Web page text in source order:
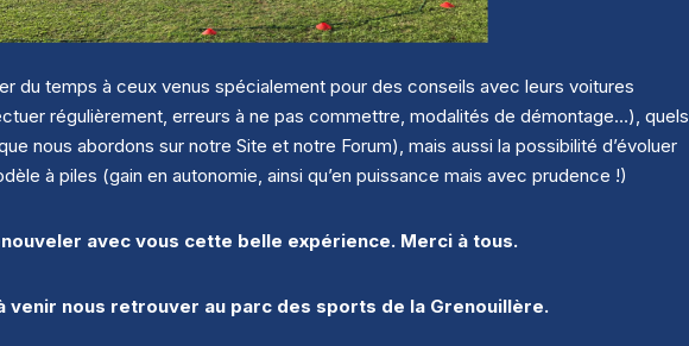
du temps à ceux venus spécialement pour des conseils avec leurs voitures
régulièrement, erreurs à ne pas commettre, modalités de démontage…), quels
nous abordons sur notre Site et notre Forum), mais aussi la possibilité d’évoluer
à piles (gain en autonomie, ainsi qu’en puissance mais avec prudence !)
avec vous cette belle expérience. Merci à tous.
venir nous retrouver au parc des sports de la Grenouillère.